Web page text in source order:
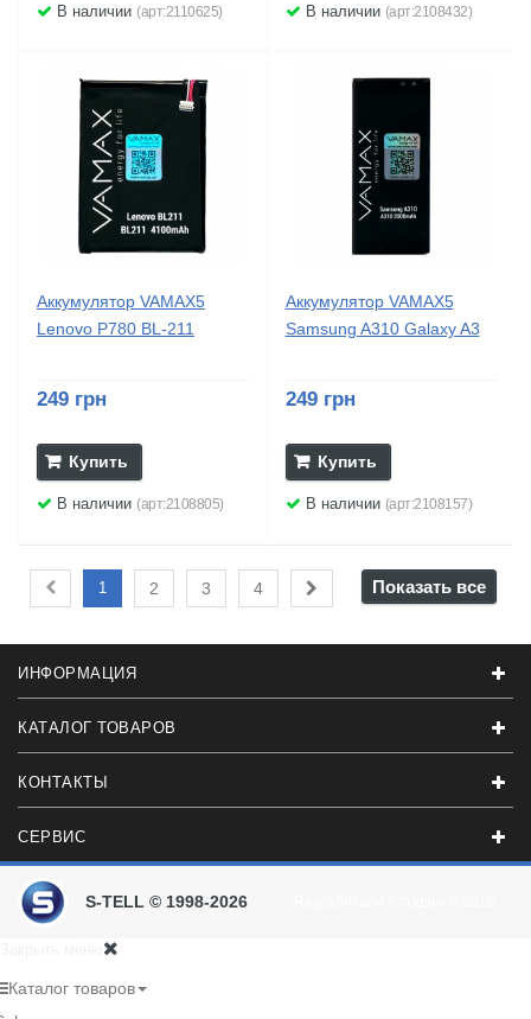
В наличии (арт:2110625) В наличии (арт:2108432)
Аккумулятор VAMAX5
Lenovo P780 BL-211
249 грн
Купить
В наличии (арт:2108805)
Аккумулятор VAMAX5
Samsung A310 Galaxy A3
249 грн
Купить
В наличии (арт:2108157)
1 2 3 4 Показать все
ИНФОРМАЦИЯ
КАТАЛОГ ТОВАРОВ
КОНТАКТЫ
СЕРВИС
S-TELL © 1998-2026
Каталог товаров